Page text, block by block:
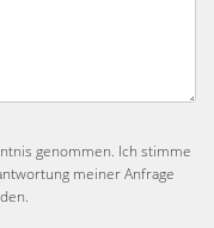
genommen. Ich stimme
meiner Anfrage